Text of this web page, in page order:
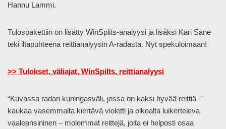
Hannu Lammi.
Tulospakettiin on lisätty WinSplits-analyysi ja lisäksi Kari Sane
teki iltapuhteena reittianalyysin A-radasta. Nyt spekuloimaan!
>> Tulokset, väliajat, WinSpilts, reittianalyysi
“Kuvassa radan kuningasväli, jossa on kaksi hyvää reittiä –
kaukaa vasemmalta kiertävä violetti ja oikealta luikerteleva
vaaleansininen – molemmat reittejä, joita ei helposti osaa